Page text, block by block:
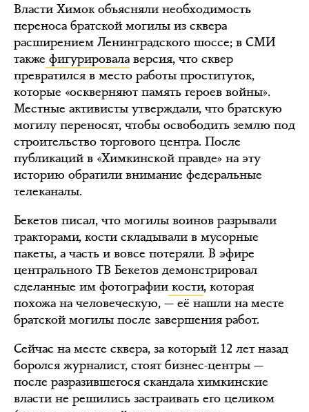
Власти Химок объясняли необходимость
переноса братской могилы из сквера
расширением Ленинградского шоссе; в СМИ
также фигурировала версия, что сквер
превратился в место работы проституток,
которые «оскверняют память героев войны».
Местные активисты утверждали, что братскую
могилу переносят, чтобы освободить землю под
строительство торгового центра. После
публикаций в «Химкинской правде» на эту
историю обратили внимание федеральные
телеканалы.
Бекетов писал, что могилы воинов разрывали
тракторами, кости складывали в мусорные
пакеты, а часть и вовсе потеряли. В эфире
центрального ТВ Бекетов демонстрировал
сделанные им фотографии кости, которая
похожа на человеческую, — её нашли на месте
братской могилы после завершения работ.
Сейчас на месте сквера, за который 12 лет назад
боролся журналист, стоят бизнес-центры —
после разразившегося скандала химкинские
власти не решились застраивать его целиком